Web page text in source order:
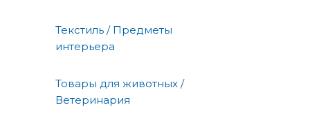
Текстиль / Предметы
интерьера
Товары для животных /
Ветеринария